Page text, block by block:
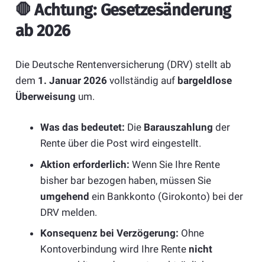
🛑Achtung: Gesetzesänderung
ab 2026
Die Deutsche Rentenversicherung (DRV) stellt ab
dem 1. Januar 2026 vollständig auf bargeldlose
Überweisung um.
Was das bedeutet: Die Barauszahlung der
Rente über die Post wird eingestellt.
Aktion erforderlich: Wenn Sie Ihre Rente
bisher bar bezogen haben, müssen Sie
umgehend ein Bankkonto (Girokonto) bei der
DRV melden.
Konsequenz bei Verzögerung: Ohne
Kontoverbindung wird Ihre Rente nicht